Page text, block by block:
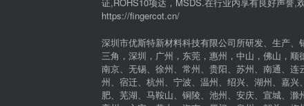
证,ROHS10项达，MSDS.在行业内享有良好声誉,
https://fingercot.cn/
深圳市优斯特新材料科技有限公司所研发、生产
三角，深圳，广州，东莞，惠州，中山，佛山，顺
南京、无锡、徐州、常州、贵阳、苏州、南通、
州、宿迁、杭州、宁波、温州、绍兴、湖州、嘉
肥、芜湖、马鞍山、铜陵、池州、安庆、宣城、滁